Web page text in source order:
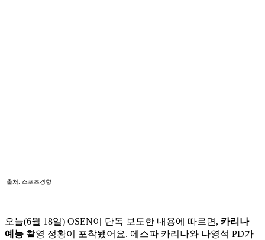
출처: 스포츠경향
오늘(6월 18일) OSEN이 단독 보도한 내용에 따르면, 카리나
예능 촬영 정황이 포착됐어요. 에스파 카리나와 나영석 PD가